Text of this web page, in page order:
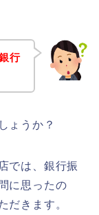
行
ょうか？
では、銀行振
に思ったの
だきます。